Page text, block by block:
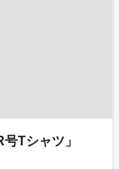
Tシャツ」